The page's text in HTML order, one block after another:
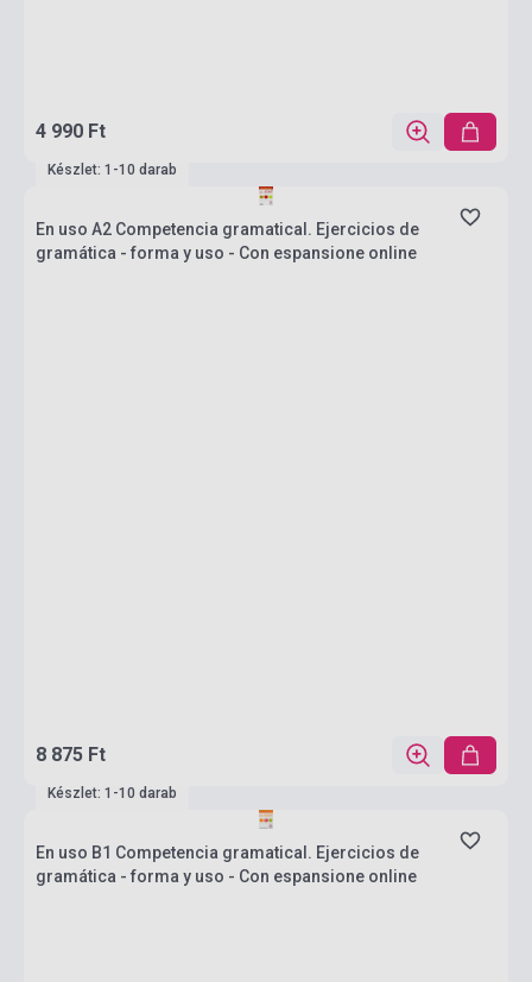
4 990 Ft
Készlet: 1-10 darab
En uso A2 Competencia gramatical. Ejercicios de
gramática - forma y uso - Con espansione online
8 875 Ft
Készlet: 1-10 darab
En uso B1 Competencia gramatical. Ejercicios de
gramática - forma y uso - Con espansione online